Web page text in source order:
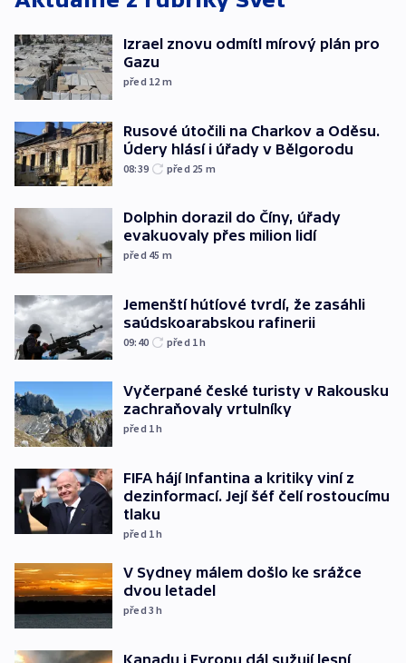
Izrael znovu odmítl mírový plán pro
Gazu
před 12 m
Rusové útočili na Charkov a Oděsu.
Údery hlásí i úřady v Bělgorodu
08:39 před 25 m
Dolphin dorazil do Číny, úřady
evakuovaly přes milion lidí
před 45 m
Jemenští hútíové tvrdí, že zasáhli
saúdskoarabskou rafinerii
09:40 před 1h
Vyčerpané české turisty v Rakousku
zachraňovaly vrtulníky
před 1h
FIFA hájí Infantina a kritiky viní z
dezinformací. Její šéf čelí rostoucímu
tlaku
před 1h
V Sydney málem došlo ke srážce
dvou letadel
před 3h
Kanadu i Evropu dál sužují lesní